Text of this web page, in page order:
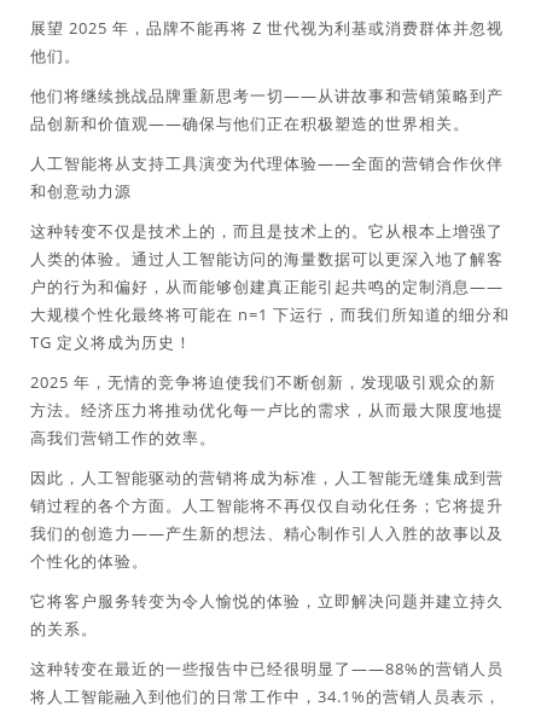
展望 2025 年，品牌不能再将 Z 世代视为利基或消费群体并忽视
他们。
他们将继续挑战品牌重新思考一切——从讲故事和营销策略到产
品创新和价值观——确保与他们正在积极塑造的世界相关。
人工智能将从支持工具演变为代理体验——全面的营销合作伙伴
和创意动力源
这种转变不仅是技术上的，而且是技术上的。它从根本上增强了
人类的体验。通过人工智能访问的海量数据可以更深入地了解客
户的行为和偏好，从而能够创建真正能引起共鸣的定制消息——
大规模个性化最终将可能在 n=1 下运行，而我们所知道的细分和
TG 定义将成为历史！
2025 年，无情的竞争将迫使我们不断创新，发现吸引观众的新
方法。经济压力将推动优化每一卢比的需求，从而最大限度地提
高我们营销工作的效率。
因此，人工智能驱动的营销将成为标准，人工智能无缝集成到营
销过程的各个方面。人工智能将不再仅仅自动化任务；它将提升
我们的创造力——产生新的想法、精心制作引人入胜的故事以及
个性化的体验。
它将客户服务转变为令人愉悦的体验，立即解决问题并建立持久
的关系。
这种转变在最近的一些报告中已经很明显了——88%的营销人员
将人工智能融入到他们的日常工作中，34.1%的营销人员表示，